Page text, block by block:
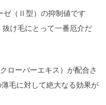
ゼ（Ⅱ型）の抑制値です
け毛にとって一番厄介だ
ローバーエキス）が配合さ
毛に対して絶大なる効果が